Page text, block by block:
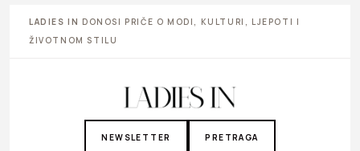
LADIES IN DONOSI PRIČE O MODI, KULTURI, LJEPOTI I
ŽIVOTNOM STILU
NEWSLETTER PRETRAGA